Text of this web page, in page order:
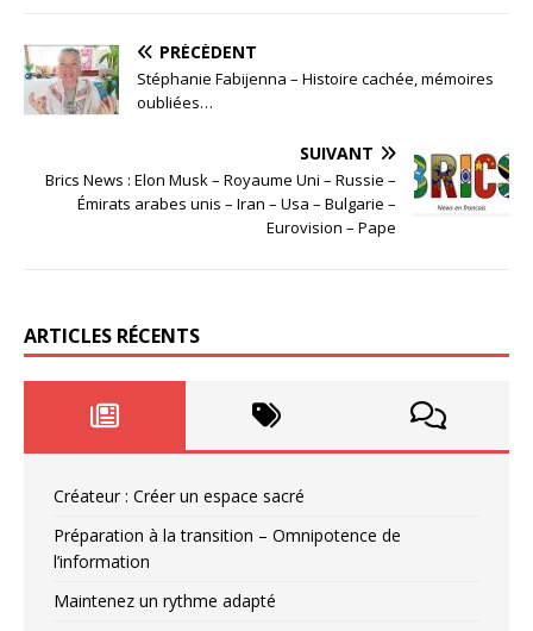
PRÉCÉDENT
Stéphanie Fabijenna – Histoire cachée, mémoires
oubliées…
SUIVANT
Brics News : Elon Musk – Royaume Uni – Russie –
Émirats arabes unis – Iran – Usa – Bulgarie –
Eurovision – Pape
ARTICLES RÉCENTS
Créateur : Créer un espace sacré
Préparation à la transition – Omnipotence de
l’information
Maintenez un rythme adapté